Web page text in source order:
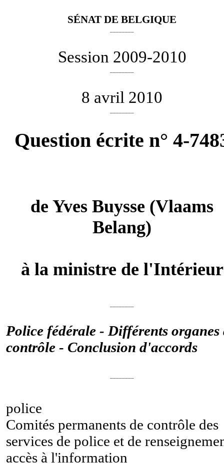
SÉNAT DE BELGIQUE
Session 2009-2010
8 avril 2010
Question écrite n° 4-
deYves Buysse (Vlaams
Belang)
à la ministre de l'Intérieur
Police fédérale - Différents organes
contrôle - Conclusion d'accords
police
Comités permanents de contrôle des
services de police et de
accès à l'information